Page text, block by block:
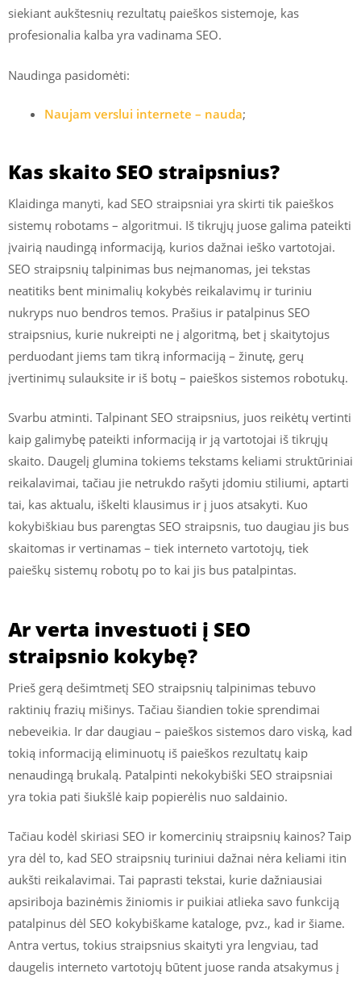
siekiant aukštesnių rezultatų paieškos sistemoje, kas
profesionalia kalba yra vadinama SEO.
Naudinga pasidomėti:
Naujam verslui internete – nauda;
Kas skaito SEO straipsnius?
Klaidinga manyti, kad SEO straipsniai yra skirti tik paieškos
sistemų robotams – algoritmui. Iš tikrųjų juose galima pateikti
įvairią naudingą informaciją, kurios dažnai ieško vartotojai.
SEO straipsnių talpinimas bus neįmanomas, jei tekstas
neatitiks bent minimalių kokybės reikalavimų ir turiniu
nukryps nuo bendros temos. Prašius ir patalpinus SEO
straipsnius, kurie nukreipti ne į algoritmą, bet į skaitytojus
perduodant jiems tam tikrą informaciją – žinutę, gerų
įvertinimų sulauksite ir iš botų – paieškos sistemos robotukų.
Svarbu atminti. Talpinant SEO straipsnius, juos reikėtų vertinti
kaip galimybę pateikti informaciją ir ją vartotojai iš tikrųjų
skaito. Daugelį glumina tokiems tekstams keliami struktūriniai
reikalavimai, tačiau jie netrukdo rašyti įdomiu stiliumi, aptarti
tai, kas aktualu, iškelti klausimus ir į juos atsakyti. Kuo
kokybiškiau bus parengtas SEO straipsnis, tuo daugiau jis bus
skaitomas ir vertinamas – tiek interneto vartotojų, tiek
paieškų sistemų robotų po to kai jis bus patalpintas.
Ar verta investuoti į SEO
straipsnio kokybę?
Prieš gerą dešimtmetį SEO straipsnių talpinimas tebuvo
raktinių frazių mišinys. Tačiau šiandien tokie sprendimai
nebeveikia. Ir dar daugiau – paieškos sistemos daro viską, kad
tokią informaciją eliminuotų iš paieškos rezultatų kaip
nenaudingą brukalą. Patalpinti nekokybiški SEO straipsniai
yra tokia pati šiukšlė kaip popierėlis nuo saldainio.
Tačiau kodėl skiriasi SEO ir komercinių straipsnių kainos? Taip
yra dėl to, kad SEO straipsnių turiniui dažnai nėra keliami itin
aukšti reikalavimai. Tai paprasti tekstai, kurie dažniausiai
apsiriboja bazinėmis žiniomis ir puikiai atlieka savo funkciją
patalpinus dėl SEO kokybiškame kataloge, pvz., kad ir šiame.
Antra vertus, tokius straipsnius skaityti yra lengviau, tad
daugelis interneto vartotojų būtent juose randa atsakymus į